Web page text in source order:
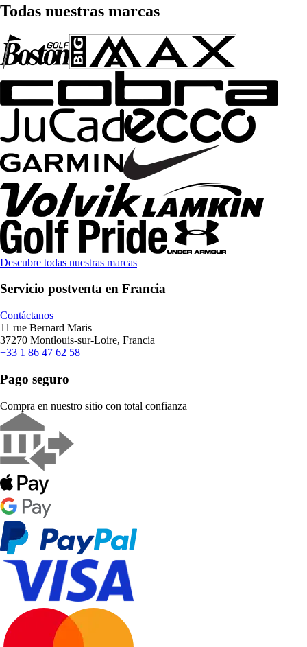
Todas nuestras marcas
Descubre todas nuestras marcas
Servicio postventa en Francia
Contáctanos
11 rue Bernard Maris
37270 Montlouis-sur-Loire, Francia
+33 1 86 47 62 58
Pago seguro
Compra en nuestro sitio con total confianza